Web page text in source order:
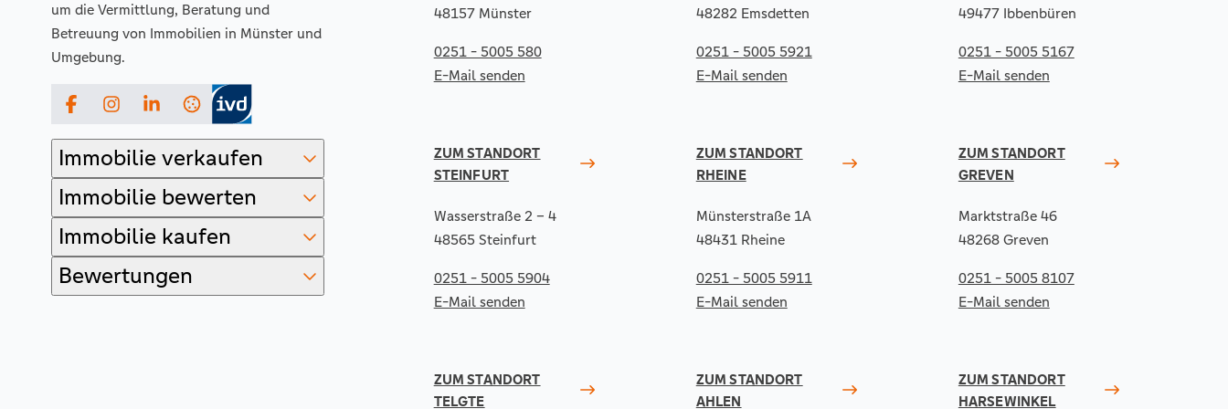
um die Vermittlung, Beratung und
Betreuung von Immobilien in Münster und
Umgebung.
FacebookInstagramLinkedIn
Immobilie verkaufen
Immobilie bewerten
Immobilie kaufen
Bewertungen
48157 Münster
0251 - 5005 580
E-Mail senden
48282 Emsdetten
0251 - 5005 5921
E-Mail senden
49477 Ibbenbüren
0251 - 5005 5167
E-Mail senden
ZUM STANDORT
STEINFURT
Wasserstraße 2 – 4
48565 Steinfurt
0251 - 5005 5904
E-Mail senden
ZUM STANDORT
RHEINE
Münsterstraße 1A
48431 Rheine
0251 - 5005 5911
E-Mail senden
ZUM STANDORT
GREVEN
Marktstraße 46
48268 Greven
0251 - 5005 8107
E-Mail senden
ZUM STANDORT
TELGTE
ZUM STANDORT
AHLEN
ZUM STANDORT
HARSEWINKEL